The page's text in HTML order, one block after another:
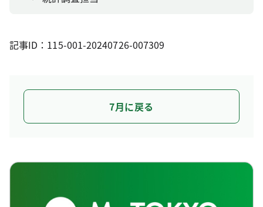
記事ID：115-001-20240726-007309
7月に戻る